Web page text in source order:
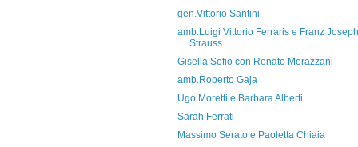
gen.Vittorio Santini
amb.Luigi Vittorio Ferraris e Franz Joseph
Strauss
Gisella Sofio con Renato Morazzani
amb.Roberto Gaja
Ugo Moretti e Barbara Alberti
Sarah Ferrati
Massimo Serato e Paoletta Chiaia